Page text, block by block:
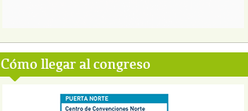
Cómo llegar al congreso